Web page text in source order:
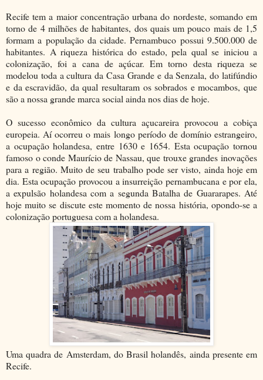
Recife tem a maior concentração urbana do nordeste, somando em
torno de 4 milhões de habitantes, dos quais um pouco mais de 1,5
formam a população da cidade. Pernambuco possui 9.500.000 de
habitantes. A riqueza histórica do estado, pela qual se iniciou a
colonização, foi a cana de açúcar. Em torno desta riqueza se
modelou toda a cultura da Casa Grande e da Senzala, do latifúndio
e da escravidão, da qual resultaram os sobrados e mocambos, que
são a nossa grande marca social ainda nos dias de hoje.
O sucesso econômico da cultura açucareira provocou a cobiça
europeia. Aí ocorreu o mais longo período de domínio estrangeiro,
a ocupação holandesa, entre 1630 e 1654. Esta ocupação tornou
famoso o conde Maurício de Nassau, que trouxe grandes inovações
para a região. Muito de seu trabalho pode ser visto, ainda hoje em
dia. Esta ocupação provocou a insurreição pernambucana e por ela,
a expulsão holandesa com a segunda Batalha de Guararapes. Até
hoje muito se discute este momento de nossa história, opondo-se a
colonização portuguesa com a holandesa.
Uma quadra de Amsterdam, do Brasil holandês, ainda presente em
Recife.